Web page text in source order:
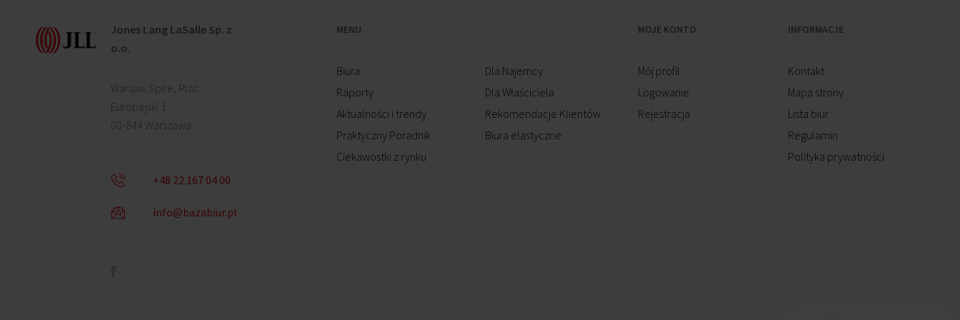
Jones Lang LaSalle Sp. z
o.o.
Warsaw Spire, Plac
Europejski 1
00-844 Warszawa
+48 22 167 04 00
info@bazabiur.pl
MENU
Biura
Raporty
Aktualności i trendy
Praktyczny Poradnik
Ciekawostki z rynku
Dla Najemcy
Dla Właściciela
Rekomendacje Klientów
Biura elastyczne
MOJE KONTO
Mój profil
Logowanie
Rejestracja
INFORMACJE
Kontakt
Mapa strony
Lista biur
Regulamin
Polityka prywatności